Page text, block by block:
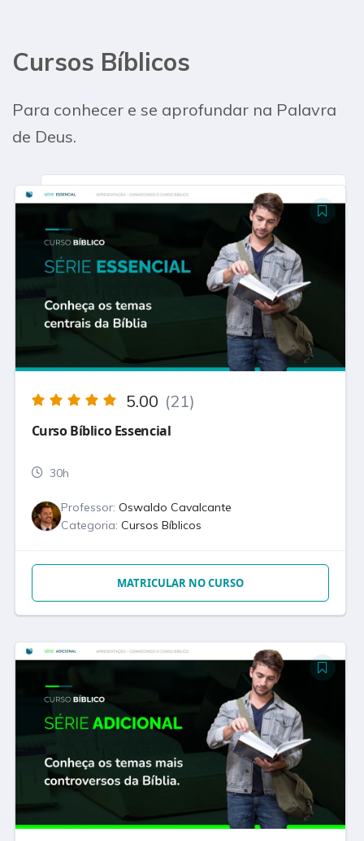
Cursos Bíblicos​
Para conhecer e se aprofundar na Palavra
de Deus.
5.00 (21)
Curso Bíblico Essencial
30h
Professor: Oswaldo Cavalcante
Categoria: Cursos Bíblicos
MATRICULAR NO CURSO